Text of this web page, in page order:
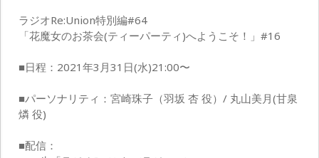
ラジオRe:Union特別編#64
「花魔女のお茶会(ティーパーティ)へようこそ！」#16
■日程：2021年3月31日(水)21:00〜
■パーソナリティ：宮崎珠子（羽坂 杏 役）/ 丸山美月(甘泉
燐 役)
■配信：